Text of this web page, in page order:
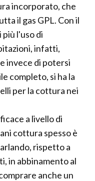
incorporato, che
il gas GPL. Con il
l'uso di
infatti,
invece di potersi
completo, si ha la
per la cottura nei
a livello di
cottura spesso è
rispetto a
in abbinamento al
anche un